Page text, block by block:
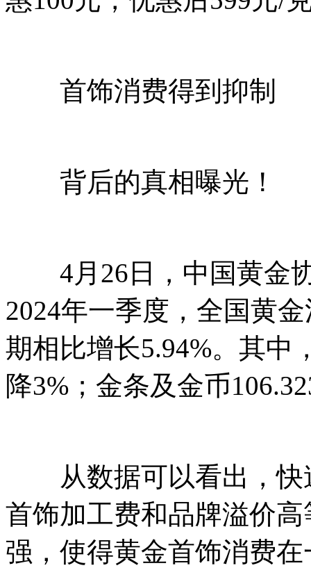
首饰消费得到抑制
背后的真相曝光！
4月26日，中国黄金协
2024年一季度，全国黄
期相比增长5.94%。其中
降3%；金条及金币
从数据可以看出，快
首饰加工费和品牌溢价
强，使得黄金首饰消费